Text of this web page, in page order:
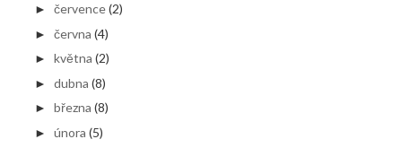
►července(2)
►června (4)
►května (2)
►dubna (8)
►března (8)
►února (5)